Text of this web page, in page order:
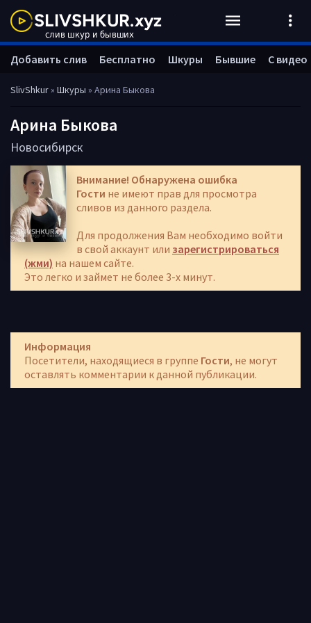
SlivShkur» Шкуры » Арина Быкова
Арина Быкова
Новосибирск
Внимание! Обнаружена ошибка
Гости не имеют прав для просмотра
сливов из данного раздела.
Для продолжения Вам необходимо войти
в свой аккаунт или зарегистрироваться
(жми) на нашем сайте.
Это легко и займет не более 3-х минут.
Информация
Посетители, находящиеся в группе Гости, не могут
оставлять комментарии к данной публикации.
Добавить слив Бесплатно Шкуры Бывшие С видео